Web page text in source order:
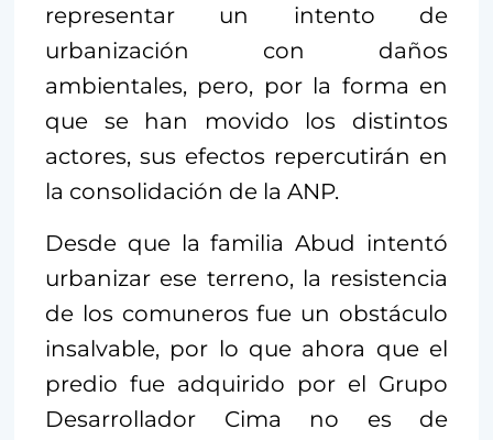
representar un intento de
urbanización con daños
ambientales, pero, por la forma en
que se han movido los distintos
actores, sus efectos repercutirán en
la consolidación de la ANP.
Desde que la familia Abud intentó
urbanizar ese terreno, la resistencia
de los comuneros fue un obstáculo
insalvable, por lo que ahora que el
predio fue adquirido por el Grupo
Desarrollador Cima no es de